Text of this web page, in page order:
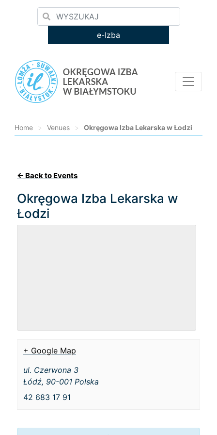
e-Izba
Home > Venues > Okręgowa Izba Lekarska w Łodzi
← Back to Events
Okręgowa Izba Lekarska w
Łodzi
+ Google Map
ul. Czerwona 3
Łódź, 90-001 Polska
42 683 17 91